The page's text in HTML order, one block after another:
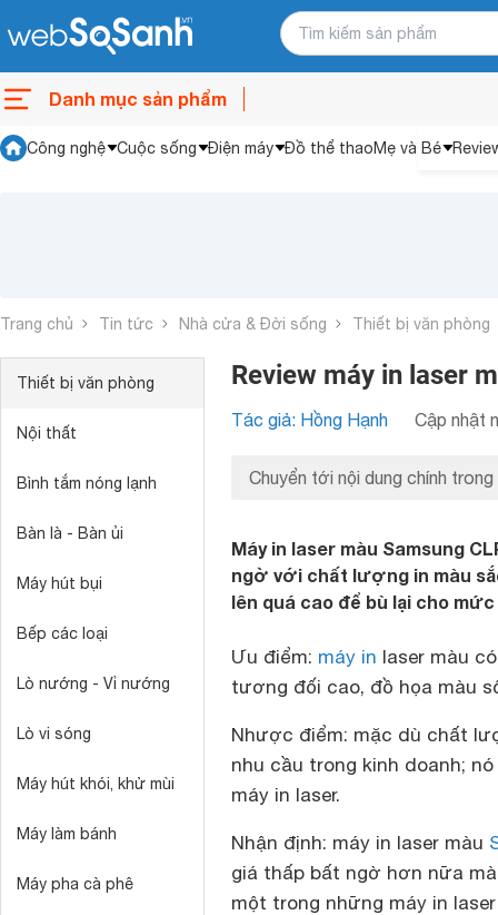
Danh mục sản phẩm
Công nghệ Cuộc sống Điện máy Đồ thể thaoMẹ và Bé
Trang chủ Tin tức Nhà cửa & Đời sống Thiết bị văn phòng
Thiết bị văn phòng
Nội thất
Bình tắm nóng lạnh
Bàn là - Bàn ủi
Máy hút bụi
Bếp các loại
Lò nướng - Vỉ nướng
Lò vi sóng
Máy hút khói, khử mùi
Máy làm bánh
Máy pha cà phê
Review máy in laser
Tác giả: Hồng Hạnh Cập nhật
Chuyển tới nội dung chính trong
Máy in laser màu Samsung
ngờ với chất lượng in màu
lên quá cao để bù lại cho
Ưu điểm: máy in laser màu
tương đối cao, đồ họa màu
Nhược điểm: mặc dù chất
nhu cầu trong kinh doanh;
máy in laser.
Nhận định: máy in laser màu
giá thấp bất ngờ hơn nữa
một trong những máy in